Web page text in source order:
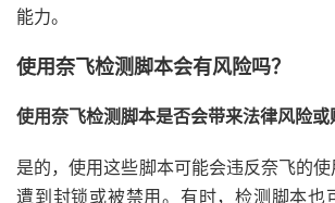
能力。
使用奈飞检测脚本会有风险吗？
使用奈飞检测脚本是否会带来法律风险或
是的，使用这些脚本可能会违反奈飞的
遭到封锁或被禁用。有时，检测脚本也